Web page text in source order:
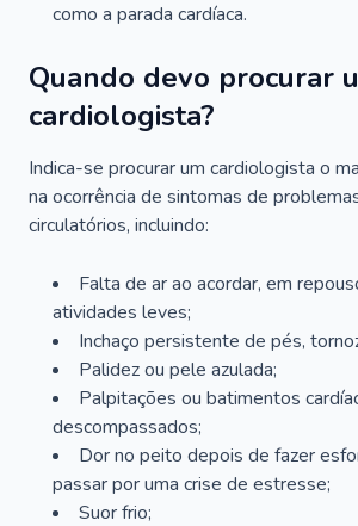
como a parada cardíaca.
Quando devo procurar
cardiologista?
Indica-se procurar um cardiologista o
na ocorrência de sintomas de
circulatórios, incluindo:
Falta de ar ao acordar, em
atividades leves;
Inchaço persistente de pés,
Palidez ou pele azulada;
Palpitações ou batimentos
descompassados;
Dor no peito depois de fazer
passar por uma crise de estresse;
Suor frio;